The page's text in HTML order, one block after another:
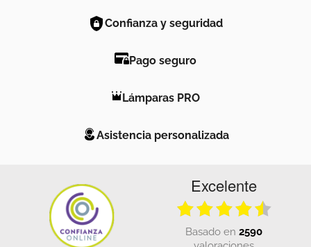
Confianza y seguridad
Pago seguro
Lámparas PRO
Asistencia personalizada
Excelente
basado en 2590
valoraciones